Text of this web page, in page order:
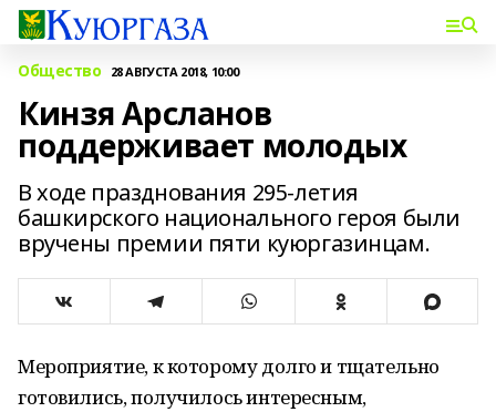
Общество 28 АВГУСТА 2018, 10:00
Кинзя Арсланов
поддерживает молодых
В ходе празднования 295-летия
башкирского национального героя были
вручены премии пяти куюргазинцам.
Мероприятие, к которому долго и тщательно
готовились, получилось интересным,